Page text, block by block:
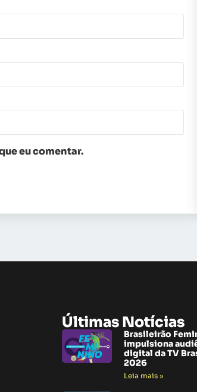
eu comentar.
Últimas Notícias
Brasileirão
impulsiona
digital da TV
2026
Leia mais »